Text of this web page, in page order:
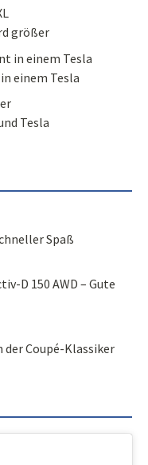
größer
einem Tesla
Tesla
Spaß
D 150 AWD – Gute
der Coupé-Klassiker